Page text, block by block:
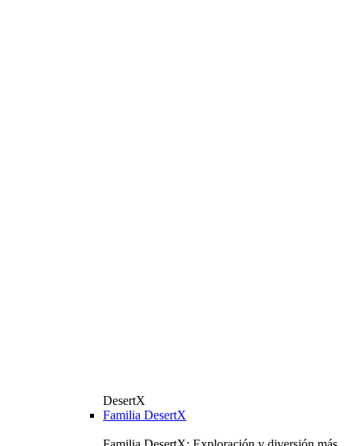
DesertX
Familia DesertX